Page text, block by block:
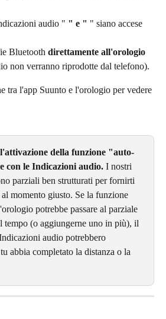
audio " " e " " siano accese
Bluetooth direttamente all'orologio
non verranno riprodotte dal telefono).
tra l'app Suunto e l'orologio per vedere
della funzione "auto-
con le Indicazioni audio. I nostri
parziali ben strutturati per fornirti
momento giusto. Se la funzione
potrebbe passare al parziale
tempo (o aggiungerne uno in più), il
audio potrebbero
abbia completato la distanza o la